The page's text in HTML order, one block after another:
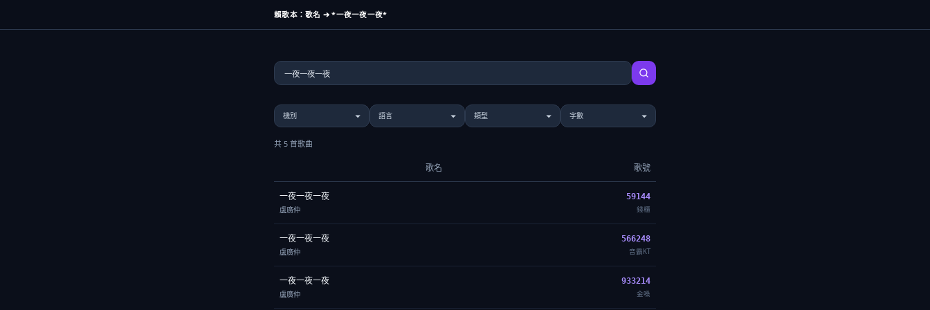
賴歌本：歌名 ➔ *一夜一夜一夜*
共 5 首歌曲
歌名 歌號
一夜一夜一夜
盧廣仲
59144
錢櫃
一夜一夜一夜
盧廣仲
566248
音霸KT
一夜一夜一夜
盧廣仲
933214
金嗓